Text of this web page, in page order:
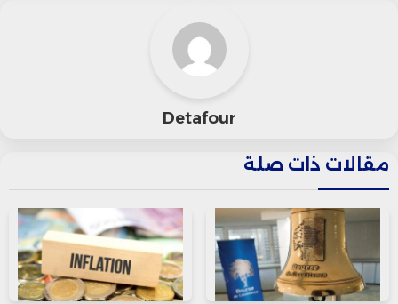
استفسارات المنظمة.
الأنشطة الاقتصادية في الصحراء، تجاهلت في
Three Gorges”، اللتين تم الإعلان عن
شراكتهما مع الحكومة المغربية في 6 مارس
2025 لتطوير مشاريع إنتاج الأمونياك في
المنطقة نفسها.
Detafour
مقالات ذات صلة